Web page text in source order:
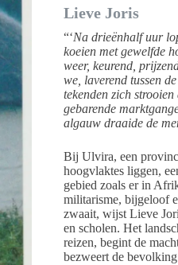
Lieve Joris
“‘Na drieënhalf uur
koeien met gewelfde
weer, keurend,
we, laverend tussen
tekenden zich
gebarende
algauw draaide de
Bij Ulvira, een
hoogvlaktes liggen,
gebied zoals er in
militarisme, bijgeloof
zwaait, wijst Lieve
en scholen. Het
reizen, begint de
bezweert de